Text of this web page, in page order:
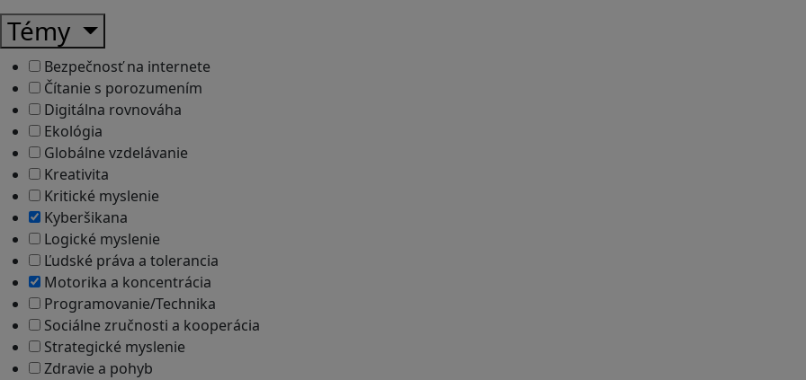
Témy
Bezpečnosť na internete
Čítanie s porozumením
Digitálna rovnováha
Ekológia
Globálne vzdelávanie
Kreativita
Kritické myslenie
Kyberšikana
Logické myslenie
Ľudské práva a tolerancia
Motorika a koncentrácia
Programovanie/Technika
Sociálne zručnosti a kooperácia
Strategické myslenie
Zdravie a pohyb